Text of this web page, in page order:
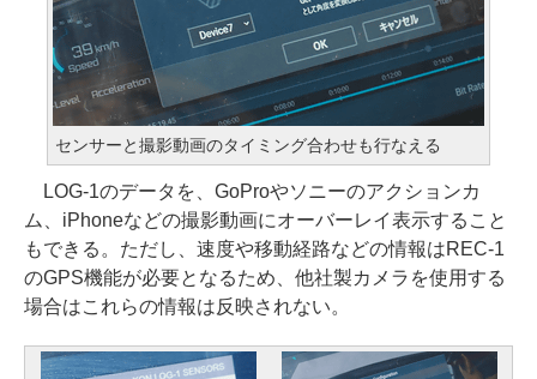
センサーと撮影動画のタイミング合わせも行なえる
LOG-1のデータを、GoProやソニーのアクションカ
ム、iPhoneなどの撮影動画にオーバーレイ表示すること
もできる。ただし、速度や移動経路などの情報はREC-1
のGPS機能が必要となるため、他社製カメラを使用する
場合はこれらの情報は反映されない。